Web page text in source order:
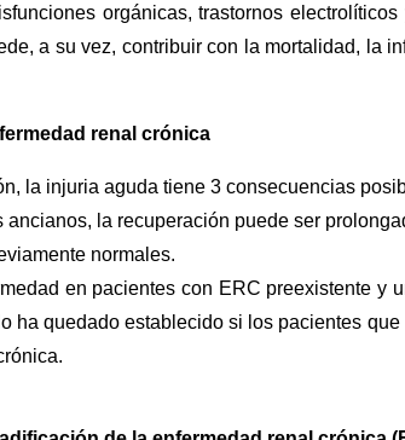
orgánicas, trastornos
a su vez, contribuir con la mortalidad, la
renal crónica
la injuria aguda tiene 3 consecuencias
ancianos, la recuperación puede ser
normales.
en pacientes con ERC preexistente y
ha quedado establecido si los pacientes